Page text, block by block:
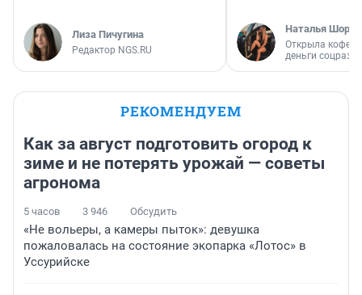
Лиза Пичугина
Редактор NGS.RU
Наталья
Открыла
деньги
РЕКОМЕНДУЕМ
Как за август подготовить огород к
зиме и не потерять урожай — советы
агронома
5 часов 3 946 Обсудить
«Не вольеры, а камеры пыток»: девушка
пожаловалась на состояние экопарка «Лотос» в
Уссурийске